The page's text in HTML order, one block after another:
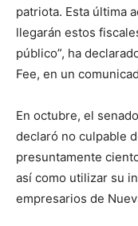
patriota. Esta última
llegarán estos
público”, ha
Fee, en un
En octubre, el
declaró no culpable
presuntamente
así como utilizar su
empresarios de